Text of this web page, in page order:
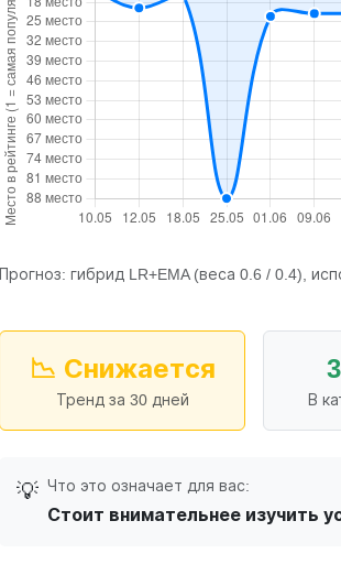
Прогноз: гибрид LR+EMA (веса 0.6 / 0.4),
📉 Снижается
Тренд за 30 дней В
💡 Что это означает для вас:
Стоит внимательнее изучить